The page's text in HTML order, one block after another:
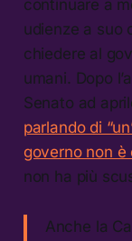
continuare a
udienze a suo
chiedere al
umani. Dopo
Senato ad
parlando di
governo non è
non ha più
Anche la